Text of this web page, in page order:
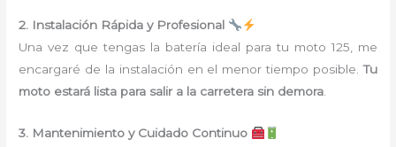
2. Instalación Rápida y Profesional
Una vez que tengas la batería ideal para tu moto 125, me
encargaré de la instalación en el menor tiempo posible.Tu
moto estará lista para salir a la carretera sin demora.
3. Mantenimiento y Cuidado Continuo